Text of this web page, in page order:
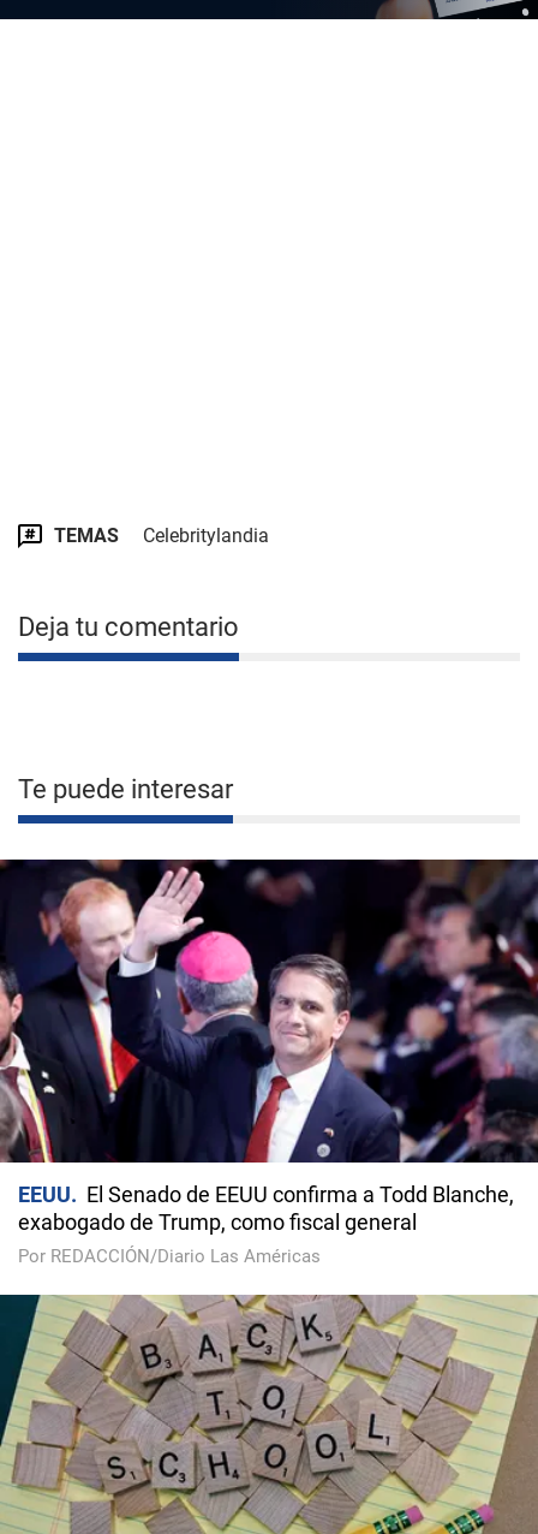
TEMAS Celebritylandia
Deja tu comentario
Te puede interesar
EEUU
El Senado de EEUU confirma a Todd Blanche,
exabogado de Trump, como fiscal general
Por REDACCIÓN/Diario Las Américas